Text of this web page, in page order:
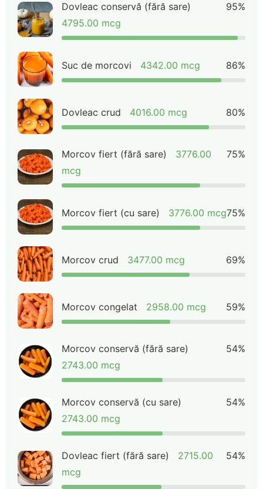
Dovleac conservă (fără sare)
4795.00 mcg
95%
Suc de morcovi 4342.00 mcg 86%
Dovleac crud 4016.00 mcg 80%
Morcov fiert (fără sare)
3776.00
mcg
75%
Morcov fiert (cu sare) 3776.00 mcg75%
Morcov crud 3477.00 mcg 69%
Morcov congelat 2958.00 mcg 59%
Morcov conservă (fără sare)
2743.00 mcg
54%
Morcov conservă (cu sare)
2743.00 mcg
54%
Dovleac fiert (fără sare)
2715.00
mcg
54%